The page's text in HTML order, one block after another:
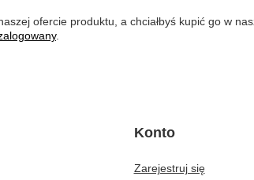
ofercie produktu, a chciałbyś kupić go w
.
Konto
Zarejestruj się